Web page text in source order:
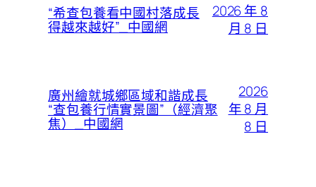
“希查包養看中國村落成長
得越來越好”_中國網
2026 年 8
月 8 日
廣州繪就城鄉區域和諧成長
“查包養行情實景圖”（經濟聚
焦）_中國網
2026
年 8 月
8 日